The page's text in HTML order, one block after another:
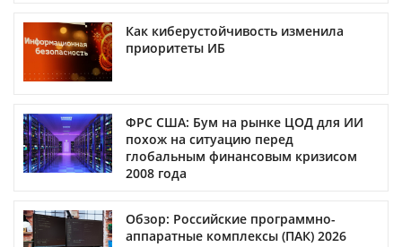
Как киберустойчивость изменила
приоритеты ИБ
ФРС США: Бум на рынке ЦОД для ИИ
похож на ситуацию перед
глобальным финансовым кризисом
2008 года
Обзор: Российские программно-
аппаратные комплексы (ПАК) 2026